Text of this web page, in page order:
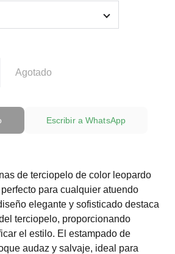
Agotado
Escribir a WhatsApp
de terciopelo de color leopardo
para cualquier atuendo
elegante y sofisticado destaca
terciopelo, proporcionando
el estilo. El estampado de
audaz y salvaje, ideal para